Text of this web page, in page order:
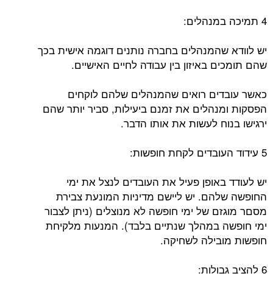
4 תמיכה במנהלים:
יש לוודא שהמנהלים בחברה נותנים דוגמה אישית בכך
שהם תומכים באיזון בין עבודה לחיים האישיים.
כאשר עובדים רואים שהמנהלים שלהם לוקחים
הפסקות ומנהלים את זמנם ביעילות, סביר יותר שהם
ירגישו בנוח לעשות את אותו הדבר.
5 עידוד העובדים לקחת חופשות:
יש לעודד באופן פעיל את העובדים לנצל את ימי
החופשה שלהם. יש ליישם מדיניות המונעת צבירת
מסםר מוגזם של ימי חופשה לא מנוצלים (ניתן לצבור
ימי חופשה במהלך שנתיים בלבד). המנעות מלקיחת
חופשות מובילה לשחיקה.
6 להציב גבולות: